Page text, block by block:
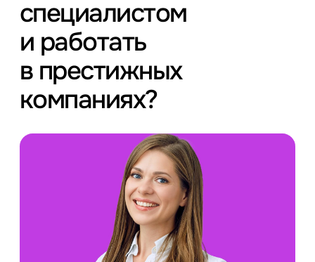
специалистом
и работать
в престижных
компаниях?